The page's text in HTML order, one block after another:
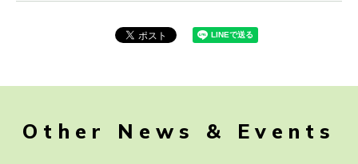
Other News & Events